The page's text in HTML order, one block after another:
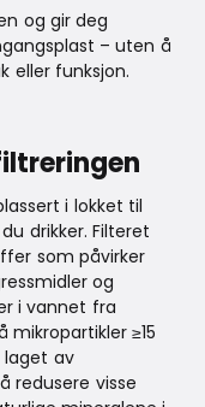
og gir deg
– uten å
eller funksjon.
i lokket til
drikker. Filteret
som påvirker
og
i vannet fra
≥15
laget av
redusere visse